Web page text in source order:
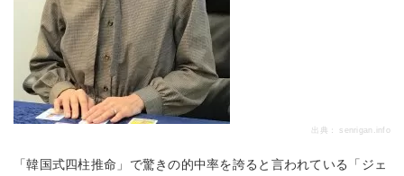
出典： senrigan.info
「韓国式四柱推命」で驚きの的中率を誇ると言われている「ジェ